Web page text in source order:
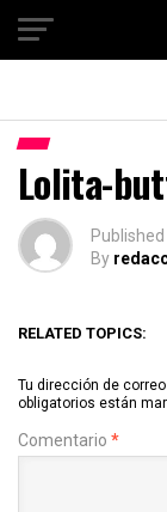
Lolita-
Published
By
RELATED TOPICS:
Tu dirección de
obligatorios están
Comentario *